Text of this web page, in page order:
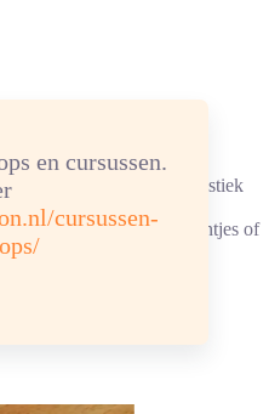
en cursussen.
cursussen-
elastiek
of